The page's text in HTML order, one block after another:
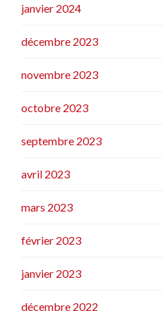
janvier 2024
décembre 2023
novembre 2023
octobre 2023
septembre 2023
avril 2023
mars 2023
février 2023
janvier 2023
décembre 2022